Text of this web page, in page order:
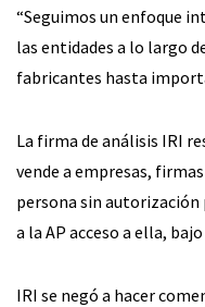
“Seguimos un enfoque
las entidades a lo largo
fabricantes hasta
La firma de análisis IRI
vende a empresas,
persona sin
a la AP acceso a ella,
IRI se negó a hacer